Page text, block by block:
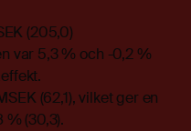
(205,0)
var 5,3 % och -0,2 %
(62,1), vilket ger en
% (30,3).